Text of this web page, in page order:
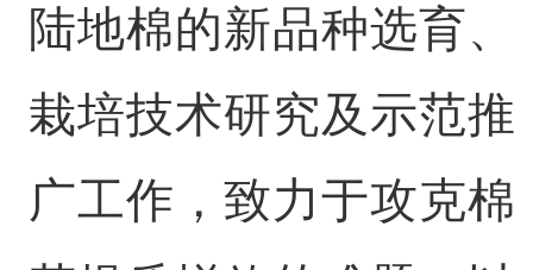
陆地棉的新品种选育、
栽培技术研究及示范推
广工作，致力于攻克棉